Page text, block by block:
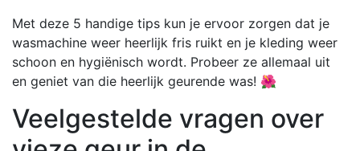
Met deze 5 handige tips kun je ervoor zorgen dat je
wasmachine weer heerlijk fris ruikt en je kleding weer
schoon en hygiënisch wordt. Probeer ze allemaal uit
en geniet van die heerlijk geurende was! 🌺
Veelgestelde vragen over